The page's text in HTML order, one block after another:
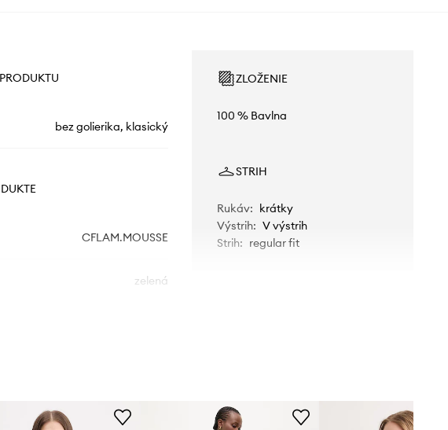
bez golierika, klasický
CFLAM.MOUSSE
zelená
ZLOŽENIE
100 % Bavlna
STRIH
Rukáv: krátky
Výstrih: V výstrih
Strih: regular fit